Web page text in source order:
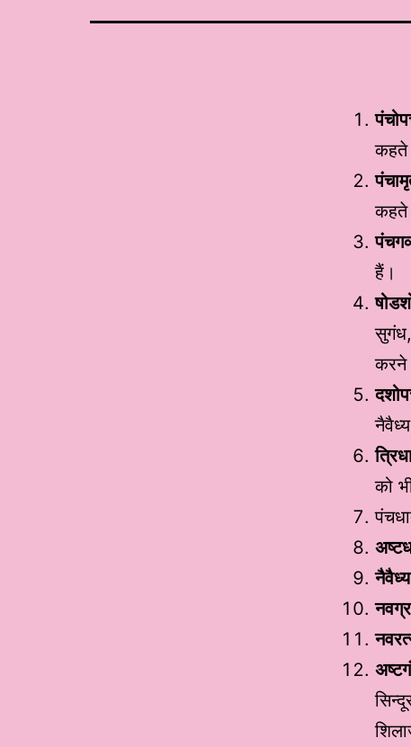
कहते
कहते
हैं।
सुगंध,
करने
को
नैवैध्य